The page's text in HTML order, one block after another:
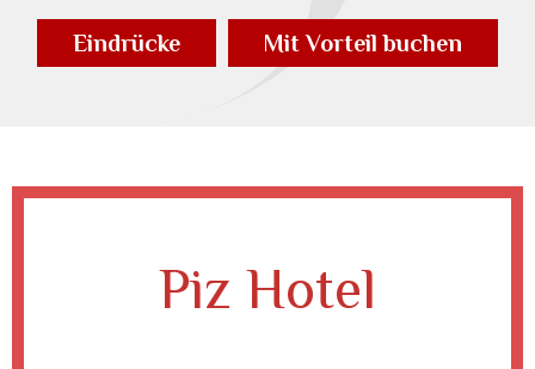
Eindrücke Mit Vorteil buchen
Piz Hotel